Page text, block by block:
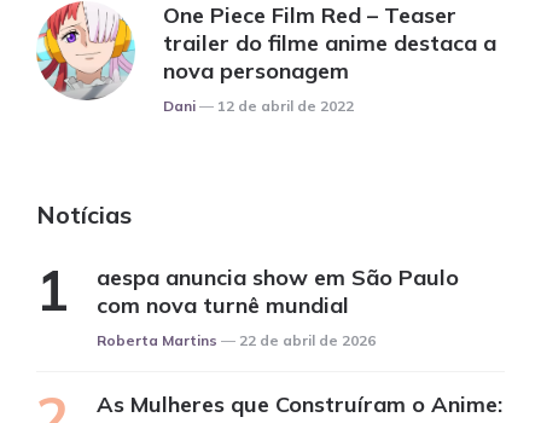
One Piece Film Red – Teaser
trailer do filme anime destaca a
nova personagem
Posted
Dani 12 de abril de 2022
Notícias
aespa anuncia show em São Paulo
com nova turnê mundial
Posted
Roberta Martins 22 de abril de 2026
As Mulheres que Construíram o Anime: